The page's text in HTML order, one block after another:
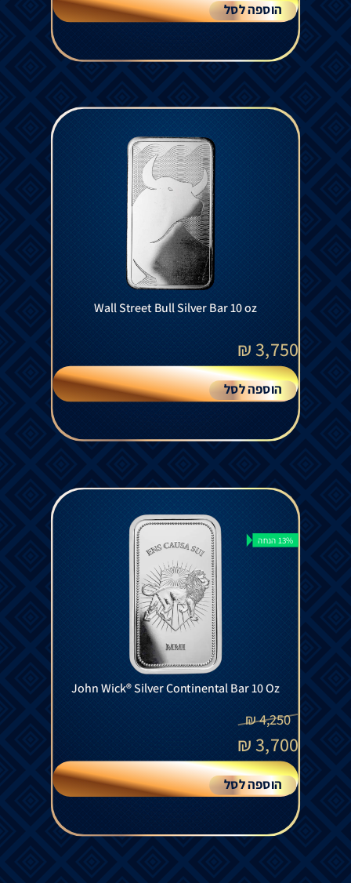
הוספה לסל
Wall Street Bull Silver Bar 10 oz
3,750
₪
הוספה לסל
13% הנחה
John Wick® Silver Continental Bar 10 Oz
4,250
₪
3,700
₪
הוספה לסל